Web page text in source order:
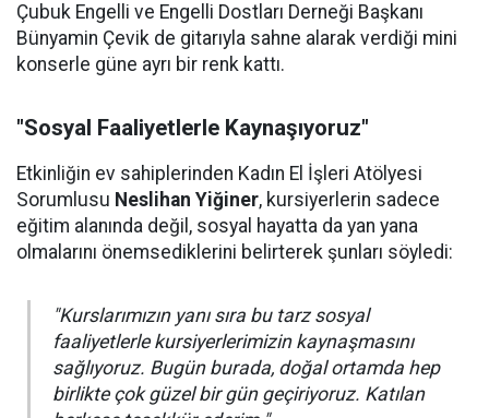
Çubuk Engelli ve Engelli Dostları Derneği Başkanı
Bünyamin Çevik de gitarıyla sahne alarak verdiği mini
konserle güne ayrı bir renk kattı.
"Sosyal Faaliyetlerle Kaynaşıyoruz"
Etkinliğin ev sahiplerinden Kadın El İşleri Atölyesi
Sorumlusu Neslihan Yiğiner, kursiyerlerin sadece
eğitim alanında değil, sosyal hayatta da yan yana
olmalarını önemsediklerini belirterek şunları söyledi:
"Kurslarımızın yanı sıra bu tarz sosyal
faaliyetlerle kursiyerlerimizin kaynaşmasını
sağlıyoruz. Bugün burada, doğal ortamda hep
birlikte çok güzel bir gün geçiriyoruz. Katılan